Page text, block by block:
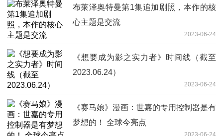
布莱泽奥特曼第1集追加剧照，本作的核
心主题是交流
2023-06-24
《想要成为影之实力者》时间线（截至
2023.06.24）
2023-06-24
《赛马娘》漫画：世嘉的专用控制器是有
梦想的！ 全球今亮点
2023-06-24